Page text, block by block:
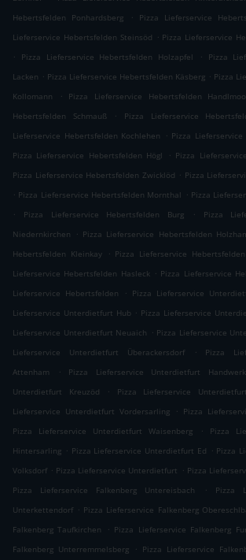
Hebertsfelden Ponhardsberg
. Pizza Lieferservice
Lieferservice Hebertsfelden Steinsöd . Pizza Lieferservice
.
Pizza Lieferservice Hebertsfelden Holzapfel .
Pizza
Lacken . Pizza Lieferservice Hebertsfelden Käsberg . Pizza
Kollomann
. Pizza Lieferservice Hebertsfelden
Hebertsfelden Schmauß
. Pizza Lieferservice
Lieferservice Hebertsfelden Kochlehen
. Pizza
Pizza Lieferservice Hebertsfelden Högl
. Pizza
Pizza Lieferservice Hebertsfelden Zwicklöd . Pizza
. Pizza Lieferservice Hebertsfelden Mornthal . Pizza
.
Pizza Lieferservice Hebertsfelden Burg .
Pizza
Niedernkirchen
. Pizza Lieferservice Hebertsfelden
Hebertsfelden Kleinkay
. Pizza Lieferservice
Lieferservice Hebertsfelden Hasleck . Pizza Lieferservice
Lieferservice Hebertsfelden
. Pizza Lieferservice
Lieferservice Unterdietfurt Hub . Pizza Lieferservice
Lieferservice Unterdietfurt Neuaich . Pizza Lieferservice
Lieferservice Unterdietfurt Überackersdorf
.
Pizza
Attenham
. Pizza Lieferservice Unterdietfurt Handwerk
Unterdietfurt Kreuzöd
. Pizza Lieferservice
Lieferservice Unterdietfurt Vordersarling
. Pizza
Pizza Lieferservice Unterdietfurt Waisenberg
.
Pizza
Hintersarling . Pizza Lieferservice Unterdietfurt Ed . Pizza
Volksdorf . Pizza Lieferservice Unterdietfurt . Pizza
Pizza Lieferservice Falkenberg Untereisbach
.
Pizza
Unterkettendorf . Pizza Lieferservice Falkenberg
Falkenberg Taufkirchen
. Pizza Lieferservice Falkenberg
Falkenberg Unterremmelsberg
. Pizza Lieferservice